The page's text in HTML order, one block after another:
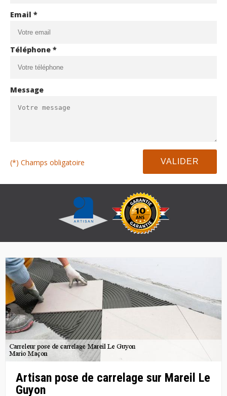
Email *
Téléphone *
Message
(*) Champs obligatoire
Artisan pose de carrelage sur Mareil Le
Guyon